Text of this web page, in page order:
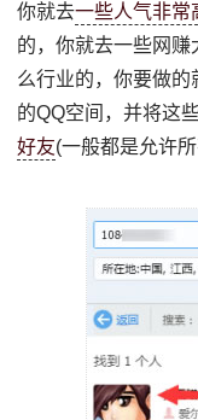
你就去一些人气非常
的，你就去一些网
么行业的，你要做的
的QQ空间，并将这
好友(一般都是允许